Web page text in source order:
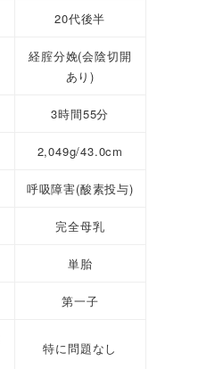
20代後半
経腟分娩(会陰切開
あり)
3時間55分
2,049g/43.0cm
呼吸障害(酸素投与)
完全母乳
単胎
第一子
特に問題なし